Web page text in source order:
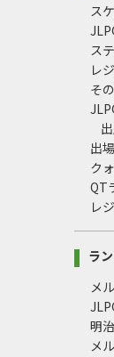
ス
ス
レ
そ
出
ク
QT
レ
ラ
メ
明
メ